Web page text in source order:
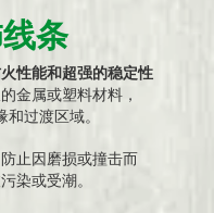
条
性能和超强的稳定性
金属或塑料材料，
过渡区域。
止因磨损或撞击而
染或受潮。